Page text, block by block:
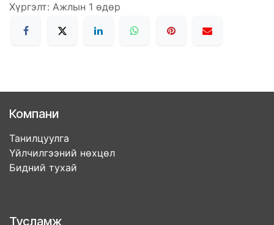
Хүргэлт: Ажлын 1 өдөр
Компани
Танилцуулга
Үйлчилгээний нөхцөл
Бидний тухай
Тусламж